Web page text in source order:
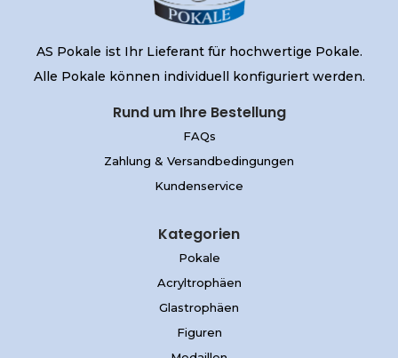
AS Pokale ist Ihr Lieferant für hochwertige Pokale.
Alle Pokale können individuell konfiguriert werden.
Rund um Ihre Bestellung
FAQs
Zahlung & Versandbedingungen
Kundenservice
Kategorien
Pokale
Acryltrophäen
Glastrophäen
Figuren